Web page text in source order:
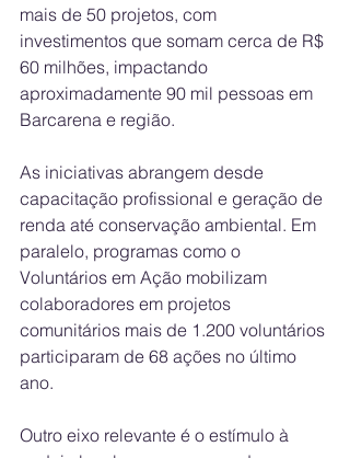
mais de 50 projetos, com
investimentos que somam cerca de R$
60 milhões, impactando
aproximadamente 90 mil pessoas em
Barcarena e região.
As iniciativas abrangem desde
capacitação profissional e geração de
renda até conservação ambiental. Em
paralelo, programas como o
Voluntários em Ação mobilizam
colaboradores em projetos
comunitários mais de 1.200 voluntários
participaram de 68 ações no último
ano.
Outro eixo relevante é o estímulo à